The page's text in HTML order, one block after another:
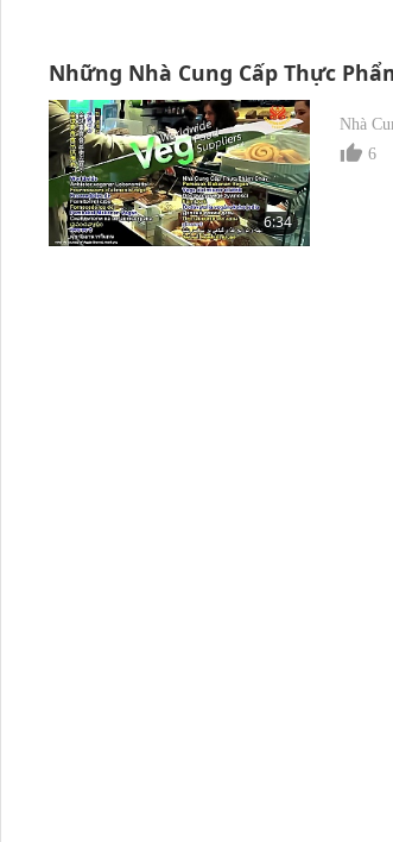
Những Nhà Cung Cấp Thực
6:34
Nhà
6